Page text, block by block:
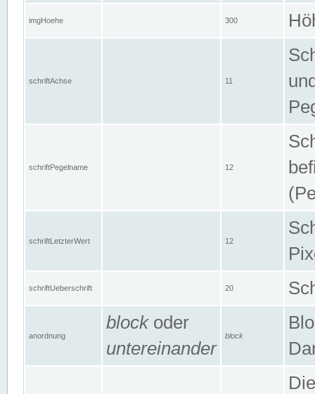
imgHoehe 300
schriftAchse 11
schriftPegelname 12
schriftLetzterWert 12
schriftUeberschrift 20
anordnung
blockoder
untereinander
block